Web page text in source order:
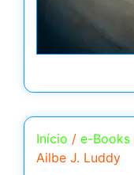
Início / e-Books
Ailbe J. Luddy